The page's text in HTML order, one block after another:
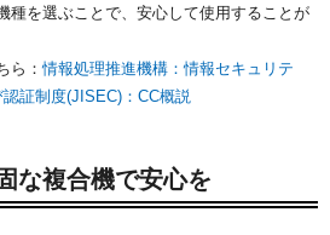
種を選ぶことで、安心して使用することが
ら：情報処理推進機構：情報セキュリテ
証制度(JISEC)：CC概説
な複合機で安心を